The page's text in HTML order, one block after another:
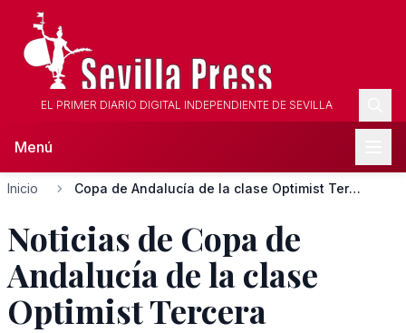
EL PRIMER DIARIO DIGITAL INDEPENDIENTE DE SEVILLA
Menú
Inicio Copa de Andalucía de la clase Optimist Tercera
Noticias de Copa de
Andalucía de la clase
Optimist Tercera